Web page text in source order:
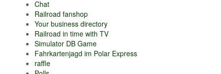
Chat
Railroad fanshop
Your business directory
Railroad in time with TV
Simulator DB Game
Fahrkartenjagd im Polar Express
raffle